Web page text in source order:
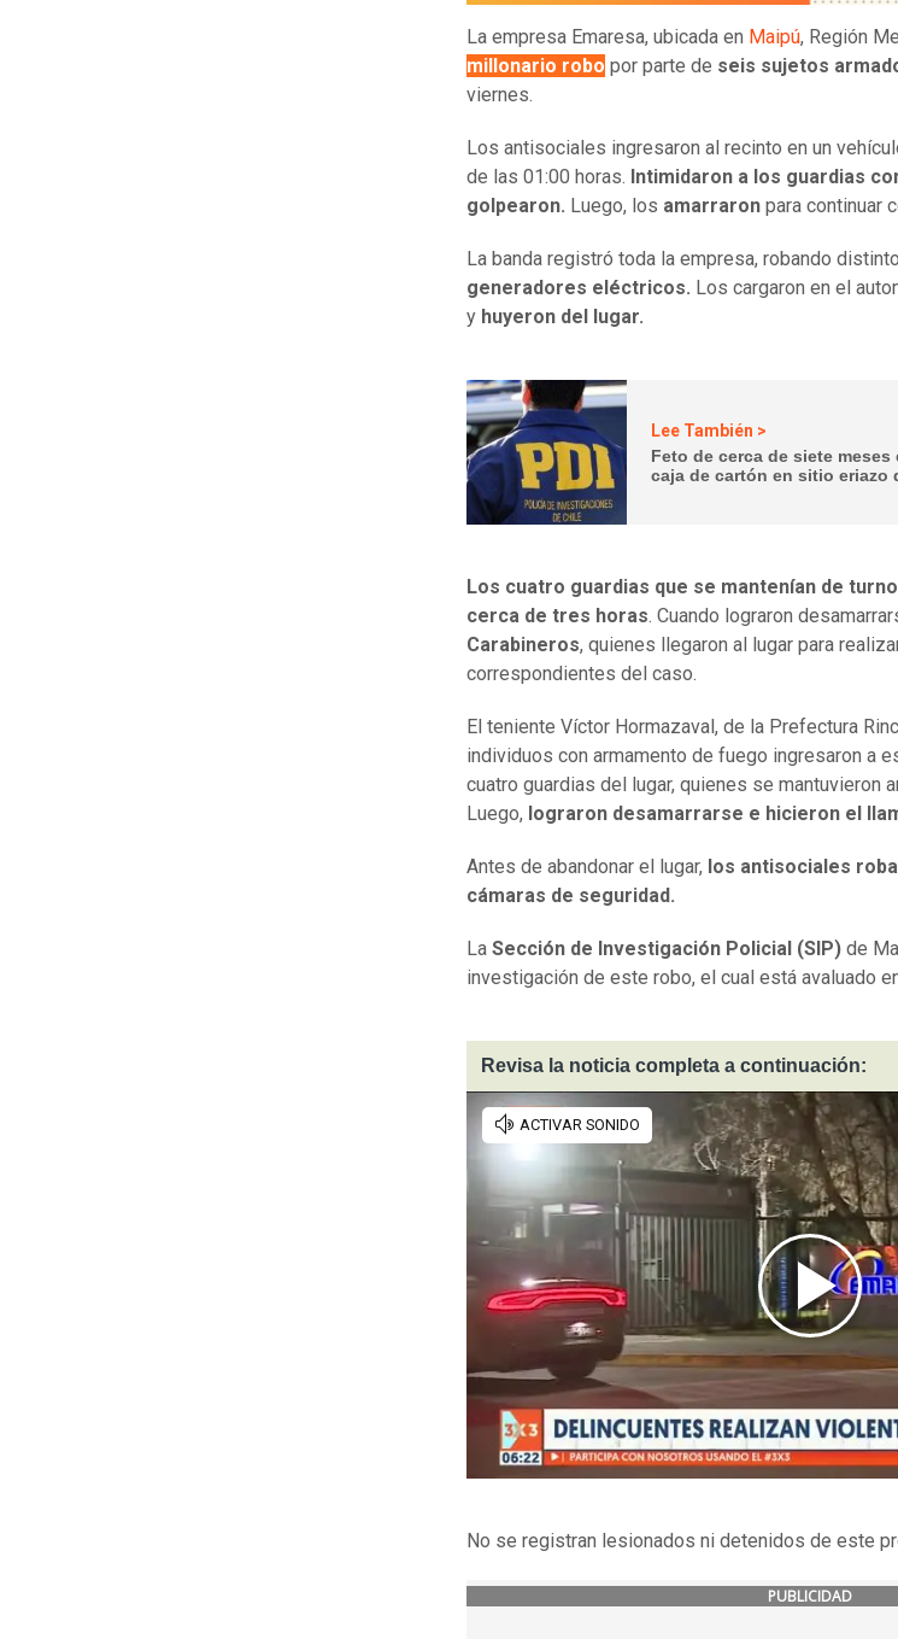
La empresa Emaresa, ubicada en Maipú, Región
millonario robo por parte de seis sujetos
viernes.
Los antisociales ingresaron al recinto en un
de las 01:00 horas. Intimidaron a los guardias
golpearon. Luego, los amarraron para continuar
La banda registró toda la empresa, robando
generadores eléctricos. Los cargaron en el
y huyeron del lugar.
Lee También >
Feto de cerca de siete
caja de cartón en sitio eriazo
Los cuatro guardias que se mantenían de
cerca de tres horas. Cuando lograron
Carabineros, quienes llegaron al lugar para
correspondientes del caso.
El teniente Víctor Hormazaval, de la Prefectura
individuos con armamento de fuego ingresaron a
cuatro guardias del lugar, quienes se mantuvieron
Luego, lograron desamarrarse e hicieron el
Antes de abandonar el lugar, los antisociales
cámaras de seguridad.
La Sección de Investigación Policial (SIP) de
investigación de este robo, el cual está avaluado
Revisa la noticia completa a continuación:
No se registran lesionados ni detenidos de este
PUBLICIDAD